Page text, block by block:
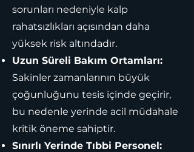
sorunları nedeniyle kalp
rahatsızlıkları açısından daha
yüksek risk altındadır.
Uzun Süreli Bakım Ortamları:
Sakinler zamanlarının büyük
çoğunluğunu tesis içinde geçirir,
bu nedenle yerinde acil müdahale
kritik öneme sahiptir.
Sınırlı Yerinde Tıbbi Personel: